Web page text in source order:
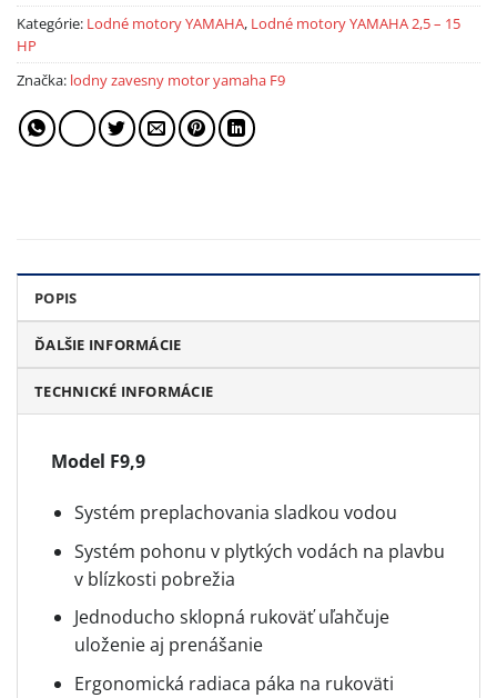
Kategórie: Lodné motory YAMAHA, Lodné motory YAMAHA 2,5 – 15
HP
Značka: lodny zavesny motor yamaha F9
POPIS
ĎALŠIE INFORMÁCIE
TECHNICKÉ INFORMÁCIE
Model F9,9
Systém preplachovania sladkou vodou
Systém pohonu v plytkých vodách na plavbu
v blízkosti pobrežia
Jednoducho sklopná rukoväť uľahčuje
uloženie aj prenášanie
Ergonomická radiaca páka na rukoväti